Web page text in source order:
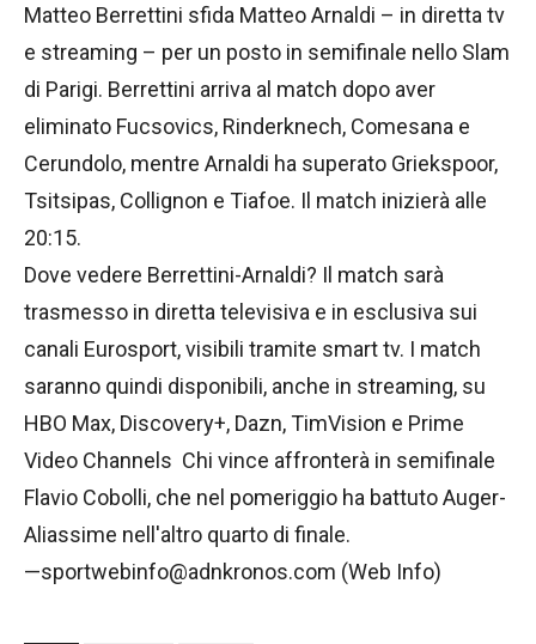
Matteo Berrettini sfida Matteo Arnaldi – in diretta tv
e streaming – per un posto in semifinale nello Slam
di Parigi. Berrettini arriva al match dopo aver
eliminato Fucsovics, Rinderknech, Comesana e
Cerundolo, mentre Arnaldi ha superato Griekspoor,
Tsitsipas, Collignon e Tiafoe. Il match inizierà alle
20:15.
Dove vedere Berrettini-Arnaldi? Il match sarà
trasmesso in diretta televisiva e in esclusiva sui
canali Eurosport, visibili tramite smart tv. I match
saranno quindi disponibili, anche in streaming, su
HBO Max, Discovery+, Dazn, TimVision e Prime
Video Channels Chi vince affronterà in semifinale
Flavio Cobolli, che nel pomeriggio ha battuto Auger-
Aliassime nell'altro quarto di finale.
—sportwebinfo@adnkronos.com (Web Info)